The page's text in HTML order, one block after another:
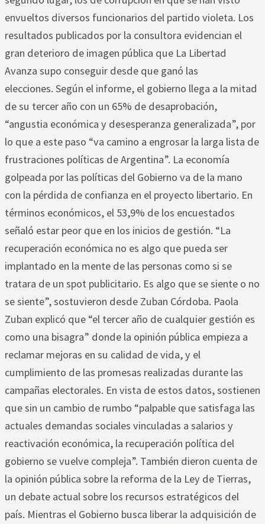
envueltos diversos funcionarios del partido violeta. Los
resultados publicados por la consultora evidencian el
gran deterioro de imagen pública que La Libertad
Avanza supo conseguir desde que ganó las
elecciones. Según el informe, el gobierno llega a la mitad
de su tercer año con un 65% de desaprobación,
“angustia económica y desesperanza generalizada”, por
lo que a este paso “va camino a engrosar la larga lista de
frustraciones políticas de Argentina”. La economía
golpeada por las políticas del Gobierno va de la mano
con la pérdida de confianza en el proyecto libertario. En
términos económicos, el 53,9% de los encuestados
señaló estar peor que en los inicios de gestión. “La
recuperación económica no es algo que pueda ser
implantado en la mente de las personas como si se
tratara de un spot publicitario. Es algo que se siente o no
se siente”, sostuvieron desde Zuban Córdoba. Paola
Zuban explicó que “el tercer año de cualquier gestión es
como una bisagra” donde la opinión pública empieza a
reclamar mejoras en su calidad de vida, y el
cumplimiento de las promesas realizadas durante las
campañas electorales. En vista de estos datos, sostienen
que sin un cambio de rumbo “palpable que satisfaga las
actuales demandas sociales vinculadas a salarios y
reactivación económica, la recuperación política del
gobierno se vuelve compleja”. También dieron cuenta de
la opinión pública sobre la reforma de la Ley de Tierras,
un debate actual sobre los recursos estratégicos del
país. Mientras el Gobierno busca liberar la adquisición de